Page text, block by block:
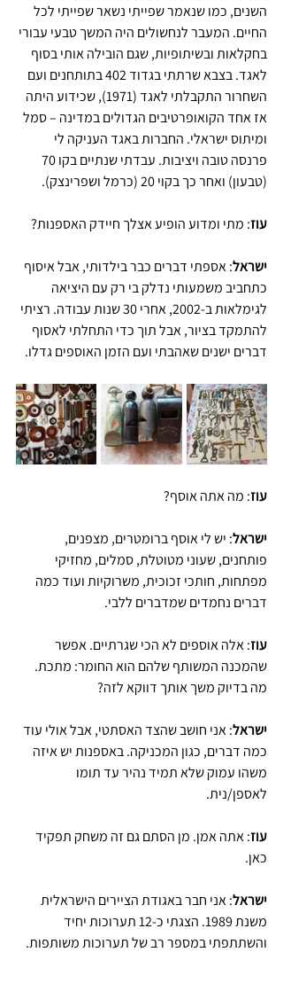
השנים, כמו שנאמר שפייתי נשאר שפייתי לכל
החיים. המעבר לנחשולים היה המשך טבעי עבורי
בחקלאות ובשיתופיות, שגם הובילה אותי בסוף
לאגד. בצבא שרתתי בגדוד 402 בתותחנים ועם
השחרור התקבלתי לאגד (1971), שכידוע היתה
אז אחד הקואופרטיבים הגדולים במדינה – סמל
ומיתוס ישראלי. החברות באגד העניקה לי
(טבעון) ואחר כך בקוי 20 (כרמל ושפרינצק).
עוז: מתי ומדוע הופיע אצלך חיידק האספנות?
ישראל: אספתי דברים כבר בילדותי, אבל איסוף
כתחביב משמעותי נדלק בי רק עם היציאה
לגימלאות ב-2002, אחרי 30 שנות עבודה. רציתי
להתמקד בציור, אבל תוך כדי התחלתי לאסוף
דברים ישנים שאהבתי ועם הזמן האוספים גדלו.
עוז: מה אתה אוסף?
ישראל: יש לי אוסף ברומטרים, מצפנים,
פותחנים, שעוני מטוטלת, סמלים, מחזיקי
מפתחות, חותכי זכוכית, משרוקיות ועוד כמה
דברים נחמדים שמדברים ללבי.
עוז: אלה אוספים לא הכי שגרתיים. אפשר
שהמכנה המשותף שלהם הוא החומר: מתכת.
מה בדיוק משך אותך דווקא לזה?
ישראל: אני חושב שהצד האסתטי, אבל אולי עוד
כמה דברים, כגון המכניקה. באספנות יש איזה
משהו עמוק שלא תמיד נהיר עד תומו
לאספן/נית.
עוז: אתה אמן. מן הסתם גם זה משחק תפקיד
כאן.
ישראל: אני חבר באגודת הציירים הישראלית
משנת 1989. הצגתי כ-12 תערוכות יחיד
והשתתפתי במספר רב של תערוכות משותפות.